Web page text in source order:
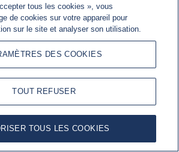
tous les cookies », vous
de cookies sur votre appareil pour
sur le site et analyser son utilisation.
DES COOKIES
TOUT REFUSER
TOUS LES COOKIES